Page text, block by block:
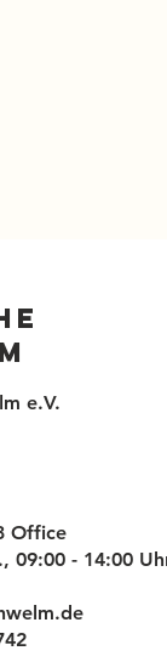
e.V.
Office
09:00 - 14:00